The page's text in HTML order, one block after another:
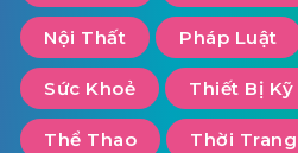
Nội Thất Pháp Luật
Sức Khoẻ Thiết Bị
Thể Thao Thời Trang